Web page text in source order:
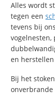
Alles wordt
tegen een
tevens bij
vogelnesten,
en
Bij het
onverbrande